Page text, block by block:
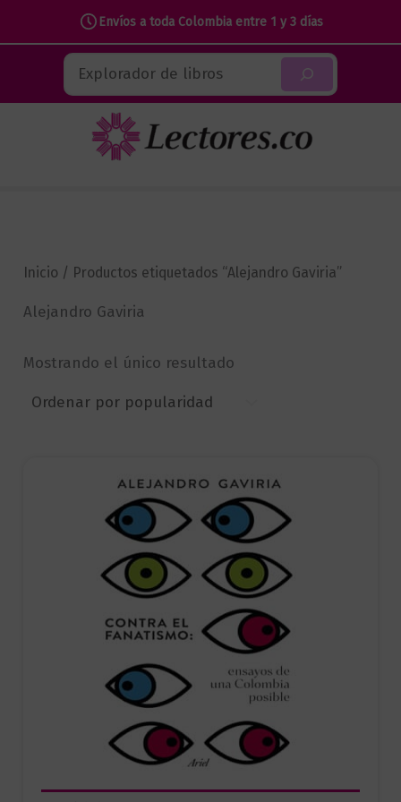
Envíos a toda Colombia entre 1 y 3 días
contenido
Buscar
Inicio / Productos etiquetados “Alejandro Gaviria”
Alejandro Gaviria
Mostrando el único resultado